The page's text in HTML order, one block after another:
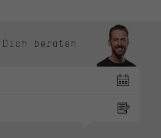
Dich beraten